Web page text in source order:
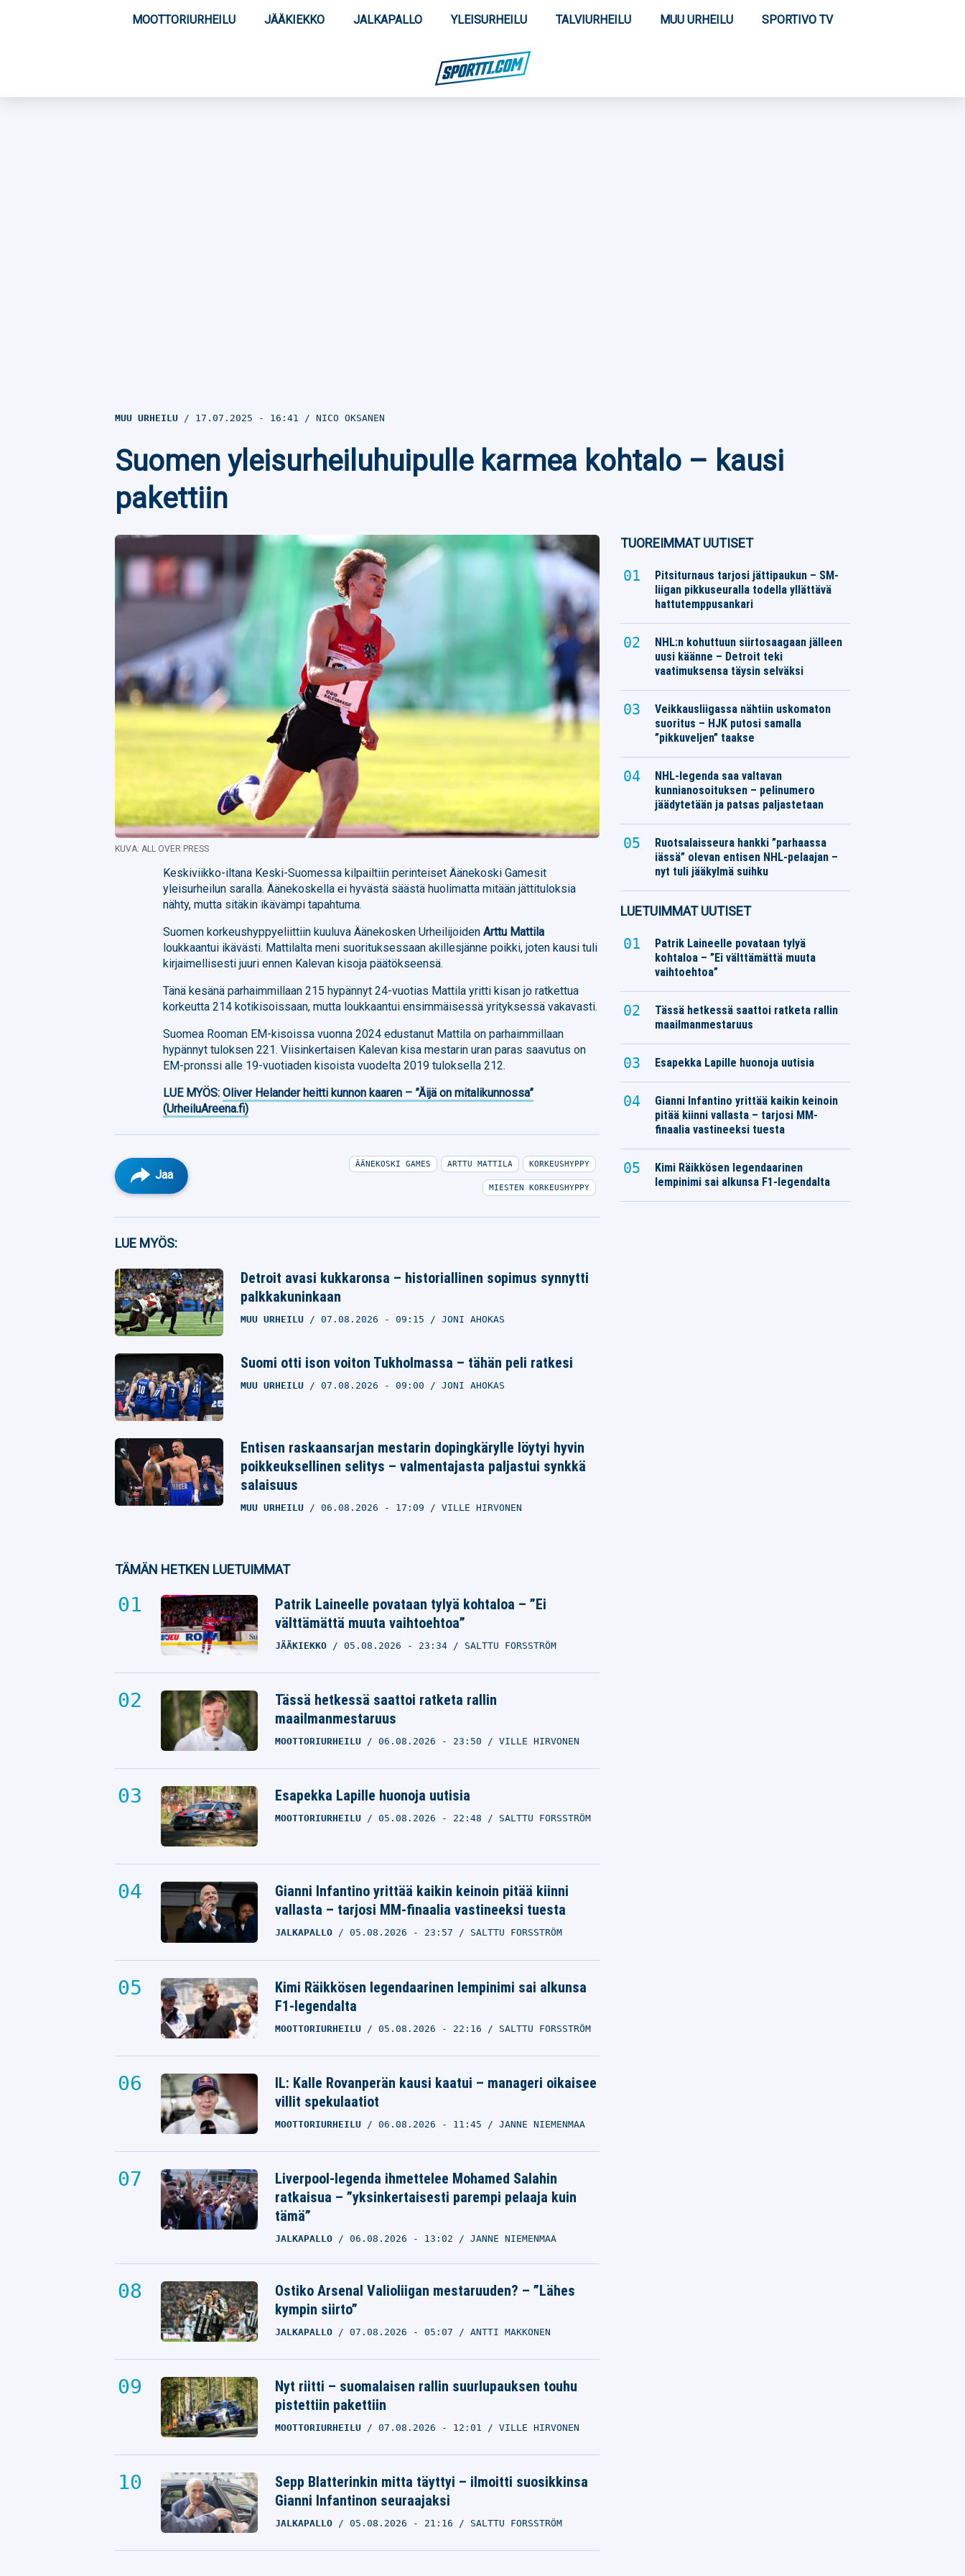
MOOTTORIURHEILU JÄÄKIEKKO JALKAPALLO YLEISURHEILU TALVIURHEILU MUU URHEILU SPORTIVO TV
MUU URHEILU 17.07.2025 - 16:41 NICO OKSANEN
Suomen yleisurheiluhuipulle karmea kohtalo – kausi
pakettiin
KUVA: ALL OVER PRESS
Keskiviikko-iltana Keski-Suomessa kilpailtiin perinteiset Äänekoski Gamesit
yleisurheilun saralla. Äänekoskella ei hyvästä säästä huolimatta mitään jättituloksia
nähty, mutta sitäkin ikävämpi tapahtuma.
Suomen korkeushyppyeliittiin kuuluva Äänekosken UrheilijoidenArttu Mattila
loukkaantui ikävästi. Mattilalta meni suorituksessaan akillesjänne poikki, joten kausi tuli
kirjaimellisesti juuri ennen Kalevan kisoja päätökseensä.
Tänä kesänä parhaimmillaan 215 hypännyt 24-vuotias Mattila yritti kisan jo ratkettua
korkeutta 214 kotikisoissaan, mutta loukkaantui ensimmäisessä yrityksessä vakavasti.
Suomea Rooman EM-kisoissa vuonna 2024 edustanut Mattila on parhaimmillaan
hypännyt tuloksen 221. Viisinkertaisen Kalevan kisa mestarin uran paras saavutus on
EM-pronssi alle 19-vuotiaden kisoista vuodelta 2019 tuloksella 212.
LUE MYÖS:Oliver Helander heitti kunnon kaaren – ”Äijä on mitalikunnossa”
(UrheiluAreena.fi)
Jaa
Whatsapp
ÄÄNEKOSKI GAMES ARTTU MATTILA KORKEUSHYPPY
MIESTEN KORKEUSHYPPY
LUE MYÖS:
Detroit avasi kukkaronsa – historiallinen sopimus synnytti
palkkakuninkaan
MUU URHEILU 07.08.2026 - 09:15 JONI AHOKAS
Suomi otti ison voiton Tukholmassa – tähän peli ratkesi
MUU URHEILU 07.08.2026 - 09:00 JONI AHOKAS
Entisen raskaansarjan mestarin dopingkärylle löytyi hyvin
poikkeuksellinen selitys – valmentajasta paljastui synkkä
salaisuus
MUU URHEILU 06.08.2026 - 17:09 VILLE HIRVONEN
TÄMÄN HETKEN LUETUIMMAT
Patrik Laineelle povataan tylyä kohtaloa – ”Ei
välttämättä muuta vaihtoehtoa”
JÄÄKIEKKO 05.08.2026 - 23:34 SALTTU FORSSTRÖM
Tässä hetkessä saattoi ratketa rallin
maailmanmestaruus
MOOTTORIURHEILU 06.08.2026 - 23:50 VILLE HIRVONEN
Esapekka Lapille huonoja uutisia
MOOTTORIURHEILU 05.08.2026 - 22:48 SALTTU FORSSTRÖM
Gianni Infantino yrittää kaikin keinoin pitää kiinni
vallasta – tarjosi MM-finaalia vastineeksi tuesta
JALKAPALLO 05.08.2026 - 23:57 SALTTU FORSSTRÖM
Kimi Räikkösen legendaarinen lempinimi sai alkunsa
F1-legendalta
MOOTTORIURHEILU 05.08.2026 - 22:16 SALTTU FORSSTRÖM
IL: Kalle Rovanperän kausi kaatui – manageri oikaisee
villit spekulaatiot
MOOTTORIURHEILU 06.08.2026 - 11:45 JANNE NIEMENMAA
Liverpool-legenda ihmettelee Mohamed Salahin
ratkaisua – ”yksinkertaisesti parempi pelaaja kuin
tämä”
JALKAPALLO 06.08.2026 - 13:02 JANNE NIEMENMAA
Ostiko Arsenal Valioliigan mestaruuden? – ”Lähes
kympin siirto”
JALKAPALLO 07.08.2026 - 05:07 ANTTI MAKKONEN
Nyt riitti – suomalaisen rallin suurlupauksen touhu
pistettiin pakettiin
MOOTTORIURHEILU 07.08.2026 - 12:01 VILLE HIRVONEN
Sepp Blatterinkin mitta täyttyi – ilmoitti suosikkinsa
Gianni Infantinon seuraajaksi
JALKAPALLO 05.08.2026 - 21:16 SALTTU FORSSTRÖM
TUOREIMMAT UUTISET
Pitsiturnaus tarjosi jättipaukun – SM-
liigan pikkuseuralla todella yllättävä
hattutemppusankari
NHL:n kohuttuun siirtosaagaan jälleen
uusi käänne – Detroit teki
vaatimuksensa täysin selväksi
Veikkausliigassa nähtiin uskomaton
suoritus – HJK putosi samalla
”pikkuveljen” taakse
NHL-legenda saa valtavan
kunnianosoituksen – pelinumero
jäädytetään ja patsas paljastetaan
Ruotsalaisseura hankki ”parhaassa
iässä” olevan entisen NHL-pelaajan –
nyt tuli jääkylmä suihku
LUETUIMMAT UUTISET
Patrik Laineelle povataan tylyä
kohtaloa – ”Ei välttämättä muuta
vaihtoehtoa”
Tässä hetkessä saattoi ratketa rallin
maailmanmestaruus
Esapekka Lapille huonoja uutisia
Gianni Infantino yrittää kaikin keinoin
pitää kiinni vallasta – tarjosi MM-
finaalia vastineeksi tuesta
Kimi Räikkösen legendaarinen
lempinimi sai alkunsa F1-legendalta